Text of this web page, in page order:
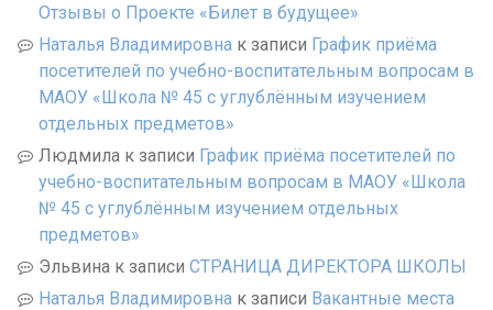
Отзывы о Проекте «Билет в будущее»
Наталья Владимировна к записи График приёма
посетителей по учебно-воспитательным вопросам в
МАОУ «Школа № 45 с углублённым изучением
отдельных предметов»
Людмила к записи График приёма посетителей по
учебно-воспитательным вопросам в МАОУ «Школа
№ 45 с углублённым изучением отдельных
предметов»
Эльвина к записи СТРАНИЦА ДИРЕКТОРА ШКОЛЫ
Наталья Владимировна к записи Вакантные места